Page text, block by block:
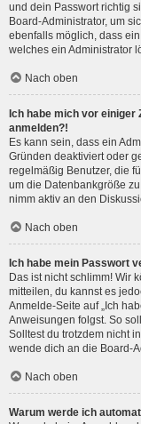
und dein Passwort richtig
Board-Administrator, um
ebenfalls möglich, dass
welches ein Administrator
Nach oben
Ich habe mich vor
anmelden?!
Es kann sein, dass ein
Gründen deaktiviert oder
regelmäßig Benutzer, die
um die Datenbankgröße
nimm aktiv an den
Nach oben
Ich habe mein Passwort
Das ist nicht schlimm! Wir
mitteilen, du kannst es
Anmelde-Seite auf „Ich
Anweisungen folgst. So
Solltest du trotzdem nicht
wende dich an die Board-
Nach oben
Warum werde ich